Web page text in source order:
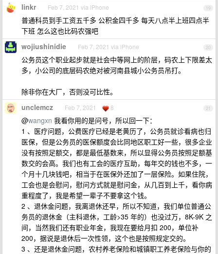
19
linkr Feb 7, 2021 via iPhone
普通科员到手工资五千多 公积金四千多 每天八点半上班四点半
下班 怎么这也比码农强吧
20
wojiushinidie Feb 7, 2021 via iPhone
公务员这个职业起步就是社会中等网上的阶层，码农上下限差太
多，小公司的底层码农绝对被河南县城小公务员吊打。
除非你在大厂，否则没可比性。
21
unclemcz Feb 7, 2021 8
@wangxn 我看你用的是问号，所以回一下：
1 、医疗问题，公费医疗已经是老黄历了，公务员就诊看病也归
医保，但是公务员的医保额度会比同地区职工好一些，很多企业
没有按照足额交，都是最低基数来，所以显得公务员按照足额基
数交的会高。我们也有工会的医疗互助，每年交的钱也不多，一
个月十几块钱吧，相当于在医保外还加了一层保险。如果住院，
工会也是会慰问，慰问方式就是慰问金，从几百到上千，看你病
重程度了，我是希望一辈子不要拿这个钱。
2 、退休金问题，我离退休还早，所以不知道，我们单位普通公
务员的退休金（主科退休，工龄>35 年的）也没过万，8K-9K 之
间，当然我们还有职业年金，我现在要给月扣 200，单位补
200，据说是退休后一次性领，这个也是按照规定交的。
3 、还是退休金问题，农村养老保险和城镇职工养老保险与你的